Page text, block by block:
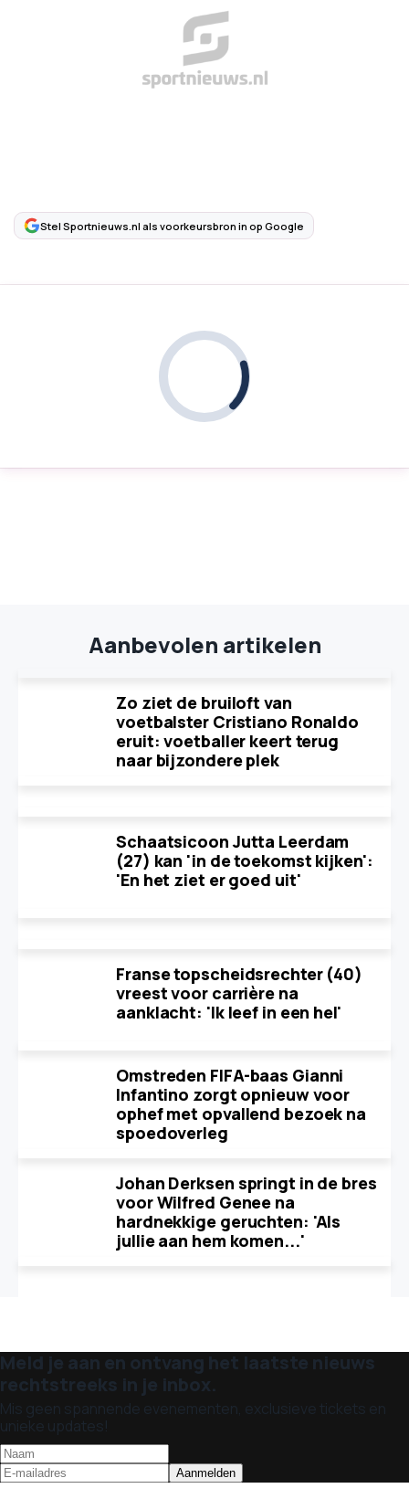
Stel Sportnieuws.nl als voorkeursbron in op Google
Aanbevolen artikelen
Zo ziet de bruiloft van
voetbalster Cristiano Ronaldo
eruit: voetballer keert terug
naar bijzondere plek
Schaatsicoon Jutta Leerdam
(27) kan 'in de toekomst kijken':
'En het ziet er goed uit'
Franse topscheidsrechter (40)
vreest voor carrière na
aanklacht: 'Ik leef in een hel'
Omstreden FIFA-baas Gianni
Infantino zorgt opnieuw voor
ophef met opvallend bezoek na
spoedoverleg
Johan Derksen springt in de bres
voor Wilfred Genee na
hardnekkige geruchten: 'Als
jullie aan hem komen...'
Meld je aan en ontvang het laatste nieuws
rechtstreeks in je inbox.
Mis geen spannende evenementen, exclusieve tickets en
unieke updates!